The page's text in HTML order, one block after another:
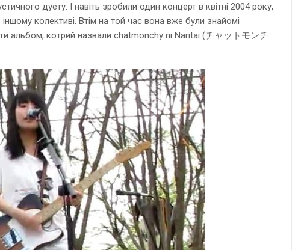
дуету. І навіть зробили один концерт в квітні 2004 року,
колективі. Втім на той час вона вже були знайомі
альбом, котрий назвали chatmonchy ni Naritai (チャットモンチ